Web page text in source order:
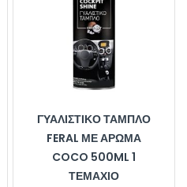
ΓΥΑΛΙΣΤΙΚΌ ΤΑΜΠΛΌ
FERAL ΜΕ ΆΡΩΜΑ
COCO 500ML 1
ΤΕΜΆΧΙΟ